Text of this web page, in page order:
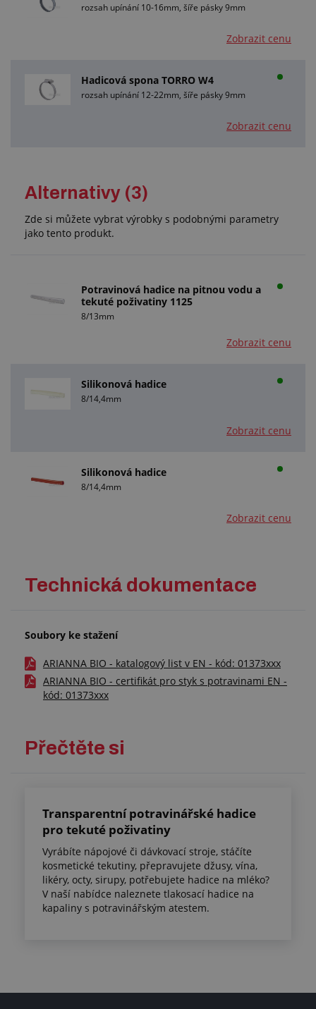
rozsah upínání 10-16mm, šíře pásky 9mm
Zobrazit cenu
Hadicová spona TORRO W4
rozsah upínání 12-22mm, šíře pásky 9mm
Zobrazit cenu
Alternativy (3)
Zde si můžete vybrat výrobky s podobnými parametry
jako tento produkt.
Potravinová hadice na pitnou vodu a
tekuté poživatiny 1125
8/13mm
Zobrazit cenu
Silikonová hadice
8/14,4mm
Zobrazit cenu
Silikonová hadice
8/14,4mm
Zobrazit cenu
Technická dokumentace
Soubory ke stažení
ARIANNA BIO - katalogový list v EN - kód: 01373xxx
ARIANNA BIO - certifikát pro styk s potravinami EN -
kód: 01373xxx
Přečtěte si
Transparentní potravinářské hadice
pro tekuté poživatiny
Vyrábíte nápojové či dávkovací stroje, stáčíte
kosmetické tekutiny, přepravujete džusy, vína,
likéry, octy, sirupy, potřebujete hadice na mléko?
V naší nabídce naleznete tlakosací hadice na
kapaliny s potravinářským atestem.